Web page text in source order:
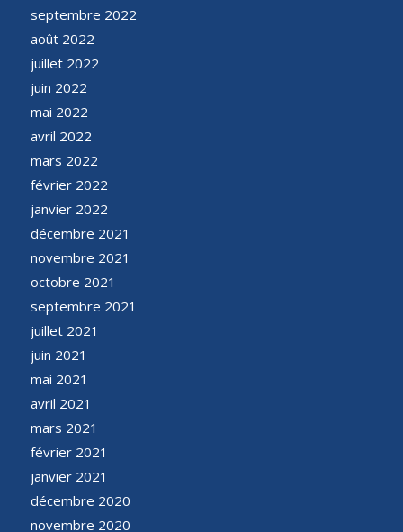
septembre 2022
août 2022
juillet 2022
juin 2022
mai 2022
avril 2022
mars 2022
février 2022
janvier 2022
décembre 2021
novembre 2021
octobre 2021
septembre 2021
juillet 2021
juin 2021
mai 2021
avril 2021
mars 2021
février 2021
janvier 2021
décembre 2020
novembre 2020